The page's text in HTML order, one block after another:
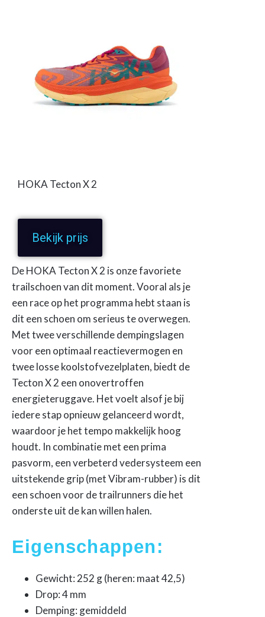
HOKA Tecton X 2
Bekijk prijs
De HOKA Tecton X 2 is onze favoriete
trailschoen van dit moment. Vooral als je
een race op het programma hebt staan is
dit een schoen om serieus te overwegen.
Met twee verschillende dempingslagen
voor een optimaal reactievermogen en
twee losse koolstofvezelplaten, biedt de
Tecton X 2 een onovertroffen
energieteruggave. Het voelt alsof je bij
iedere stap opnieuw gelanceerd wordt,
waardoor je het tempo makkelijk hoog
houdt. In combinatie met een prima
pasvorm, een verbeterd vedersysteem een
uitstekende grip (met Vibram-rubber) is dit
een schoen voor de trailrunners die het
onderste uit de kan willen halen.
Eigenschappen:
Gewicht: 252 g (heren: maat 42,5)
Drop: 4 mm
Demping: gemiddeld